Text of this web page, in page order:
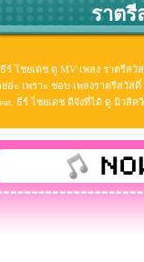
ราตรี
ร์ ไชยเดช ดู MV เพลง ราตรีส
อ่ะ เพราะ ชอบ เพลงราตรีสวั
ธีร์ ไชยเดช ดีจังที่ได้ ดู มิวสิค